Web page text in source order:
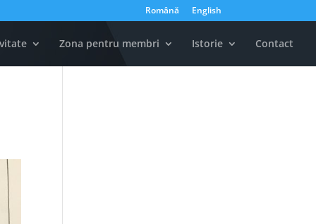
Română English
Zona pentru membri Istorie Contact